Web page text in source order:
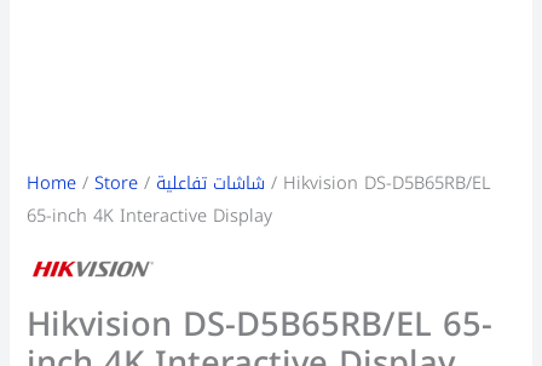
Home/Store/ شاشات تفاعلية / Hikvision DS-D5B65RB/EL
65-inch 4K Interactive Display
Hikvision DS-D5B65RB/EL 65-